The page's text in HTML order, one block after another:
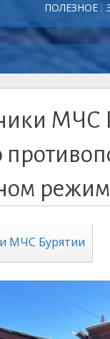
ПОЛЕЗНОЕ
МЧС
МЧС Бурятии